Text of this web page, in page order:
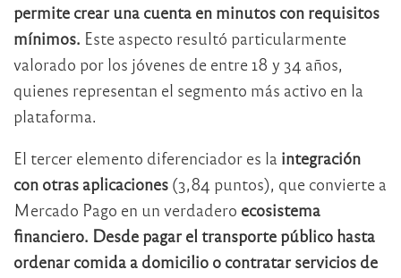
permite crear una cuenta en minutos con requisitos
mínimos. Este aspecto resultó particularmente
valorado por los jóvenes de entre 18 y 34 años,
quienes representan el segmento más activo en la
plataforma.
El tercer elemento diferenciador es la integración
con otras aplicaciones (3,84 puntos), que convierte a
Mercado Pago en un verdadero ecosistema
financiero. Desde pagar el transporte público hasta
ordenar comida a domicilio o contratar servicios de